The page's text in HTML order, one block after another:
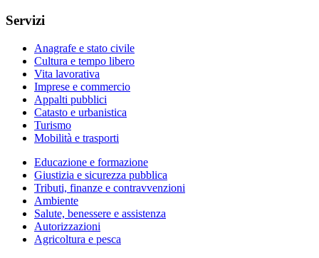
Servizi
Anagrafe e stato civile
Cultura e tempo libero
Vita lavorativa
Imprese e commercio
Appalti pubblici
Catasto e urbanistica
Turismo
Mobilità e trasporti
Educazione e formazione
Giustizia e sicurezza pubblica
Tributi, finanze e contravvenzioni
Ambiente
Salute, benessere e assistenza
Autorizzazioni
Agricoltura e pesca